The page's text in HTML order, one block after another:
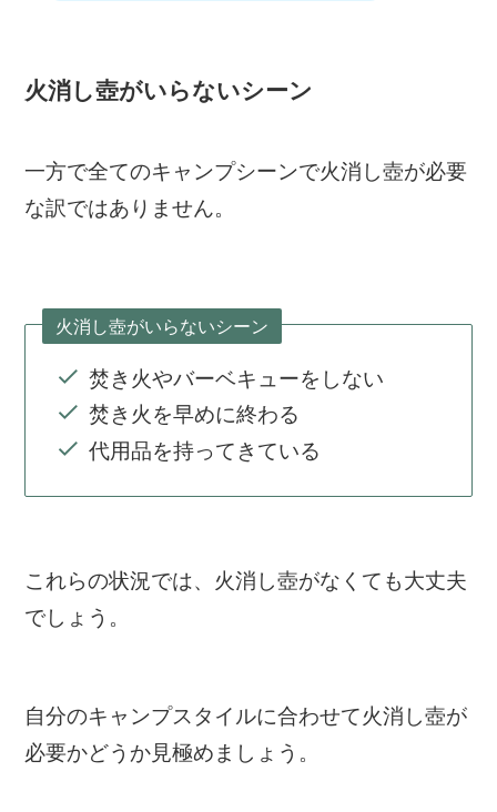
火消し壺がいらないシーン
一方で全てのキャンプシーンで火消し壺が必要
な訳ではありません。
火消し壺がいらないシーン
焚き火やバーベキューをしない
焚き火を早めに終わる
代用品を持ってきている
これらの状況では、火消し壺がなくても大丈夫
でしょう。
自分のキャンプスタイルに合わせて火消し壺が
必要かどうか見極めましょう。